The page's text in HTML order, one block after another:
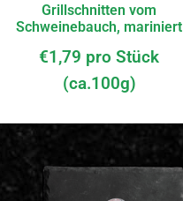
Grillschnitten vom
Schweinebauch, mariniert
€1,79 pro Stück
(ca.100g)